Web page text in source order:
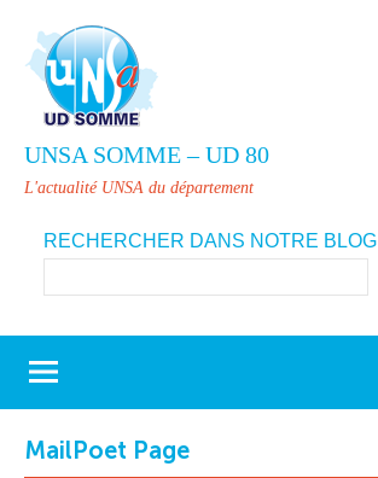
contenu
UNSA SOMME – UD 80
L'actualité UNSA du département
RECHERCHER DANS NOTRE BLOG
MailPoet Page